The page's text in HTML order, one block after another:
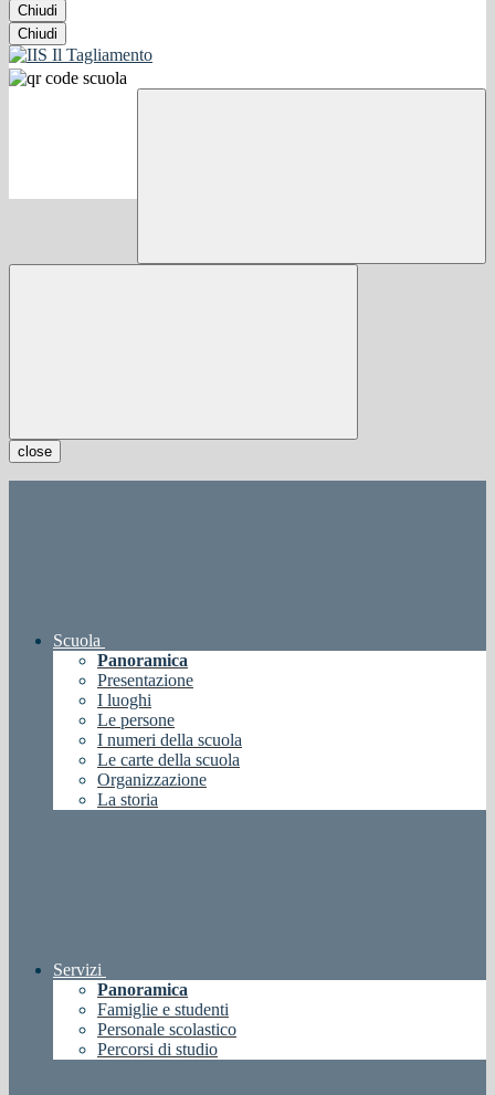
Chiudi
Chiudi
close
Scuola
Panoramica
Presentazione
I luoghi
Le persone
I numeri della scuola
Le carte della scuola
Organizzazione
La storia
Servizi
Panoramica
Famiglie e studenti
Personale scolastico
Percorsi di studio